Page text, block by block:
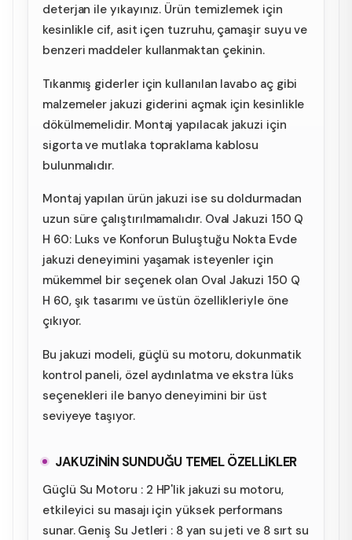
deterjan ile yıkayınız. Ürün temizlemek için
kesinlikle cif, asit içen tuzruhu, çamaşir suyu ve
benzeri maddeler kullanmaktan çekinin.
Tıkanmış giderler için kullanılan lavabo aç gibi
malzemeler jakuzi giderini açmak için kesinlikle
dökülmemelidir. Montaj yapılacak jakuzi için
sigorta ve mutlaka topraklama kablosu
bulunmalıdır.
Montaj yapılan ürün jakuzi ise su doldurmadan
uzun süre çalıştırılmamalıdır. Oval Jakuzi 150 Q
H 60: Luks ve Konforun Buluştuğu Nokta Evde
jakuzi deneyimini yaşamak isteyenler için
mükemmel bir seçenek olan Oval Jakuzi 150 Q
H 60, şık tasarımı ve üstün özellikleriyle öne
çıkıyor.
Bu jakuzi modeli, güçlü su motoru, dokunmatik
kontrol paneli, özel aydınlatma ve ekstra lüks
seçenekleri ile banyo deneyimini bir üst
seviyeye taşıyor.
JAKUZİNİN SUNDUĞU TEMEL ÖZELLİKLER
Güçlü Su Motoru : 2 HP'lik jakuzi su motoru,
etkileyici su masajı için yüksek performans
sunar. Geniş Su Jetleri : 8 yan su jeti ve 8 sırt su